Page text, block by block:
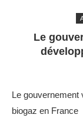
Le
Le gouvernement
biogaz en France